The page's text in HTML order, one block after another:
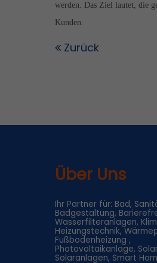
werden. Das Ziel lautet, die
Kunden.
Zurück
Über Uns
Ihr Partner für: Bad,
Badgestaltung,
Wasserfilteranlagen,
Heizungstechnik,
Fußbodenheizung ,
Photovoltaikanlage,
Solaranlagen, Smart